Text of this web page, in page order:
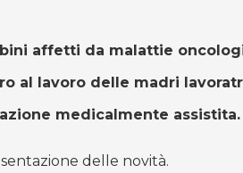
affetti da malattie
al lavoro delle madri
medicalmente assistita.
delle novità.